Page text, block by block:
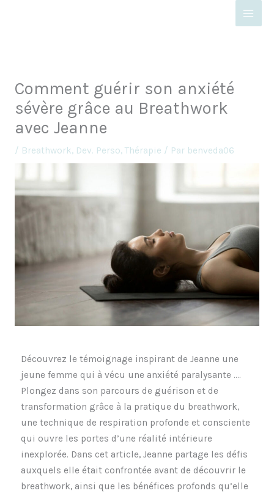
Comment guérir son anxiété
sévère grâce au Breathwork
avec Jeanne
/ Breathwork, Dev. Perso, Thérapie / Par benveda06
Découvrez le témoignage inspirant de Jeanne une
jeune femme qui à vécu une anxiété paralysante ….
Plongez dans son parcours de guérison et de
transformation grâce à la pratique du breathwork,
une technique de respiration profonde et consciente
qui ouvre les portes d’une réalité intérieure
inexplorée. Dans cet article, Jeanne partage les défis
auxquels elle était confrontée avant de découvrir le
breathwork, ainsi que les bénéfices profonds qu’elle